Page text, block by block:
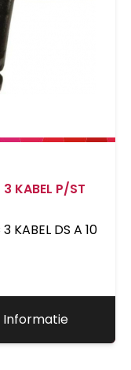
3 KABEL P/ST
KABEL DS A 10
Informatie